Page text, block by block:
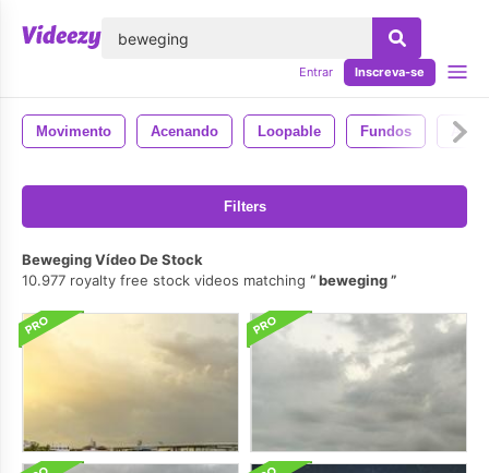
Entrar Inscreva-se
Movimento Acenando Loopable Fundos
Filters
Beweging Vídeo De Stock
10.977 royalty free stock videos matching
beweging